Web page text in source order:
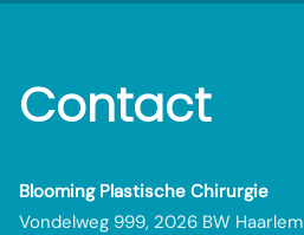
Contact
Blooming Plastische Chirurgie
Vondelweg 999, 2026 BW Haarlem